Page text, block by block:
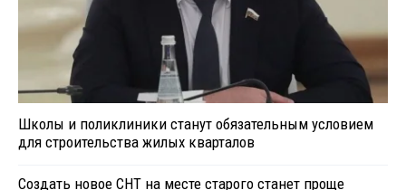
Школы и поликлиники станут обязательным условием
для строительства жилых кварталов
Создать новое СНТ на месте старого станет проще